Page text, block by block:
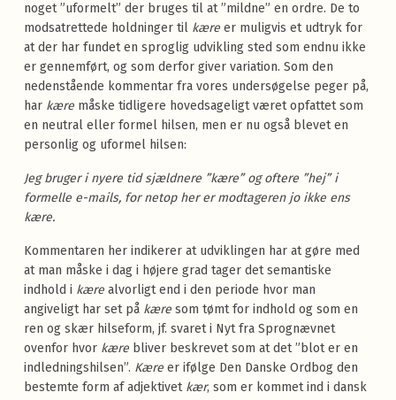
noget ”uformelt” der bruges til at ”mildne” en ordre. De to
modsatrettede holdninger til kæreer muligvis et udtryk for
at der har fundet en sproglig udvikling sted som endnu ikke
er gennemført, og som derfor giver variation. Som den
nedenstående kommentar fra vores undersøgelse peger på,
har kære måske tidligere hovedsageligt været opfattet som
en neutral eller formel hilsen, men er nu også blevet en
personlig og uformel hilsen:
Jeg bruger i nyere tid sjældnere ”kære” og oftere ”hej” i
formelle e-mails, for netop her er modtageren jo ikke ens
kære.
Kommentaren her indikerer at udviklingen har at gøre med
at man måske i dag i højere grad tager det semantiske
indhold i kærealvorligt end i den periode hvor man
angiveligt har set på kæresom tømt for indhold og som en
ren og skær hilseform, jf. svaret i Nyt fra Sprognævnet
ovenfor hvor kærebliver beskrevet som at det ”blot er en
indledningshilsen”. Kæreer ifølge Den Danske Ordbog den
bestemte form af adjektivet kær, som er kommet ind i dansk